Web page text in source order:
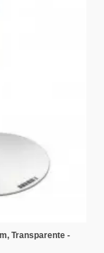
Transparente -